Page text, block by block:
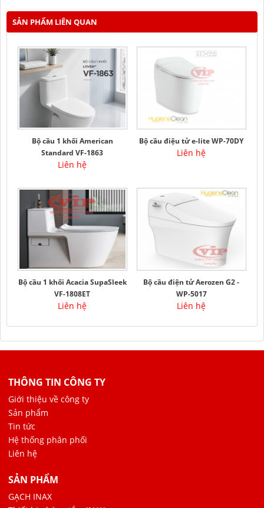
SẢN PHẨM LIÊN QUAN
Bộ cầu 1 khối American
Standard VF-1863
Liên hệ
Bộ cầu điệu tử e-lite WP-70DY
Liên hệ
Bộ cầu 1 khối Acacia SupaSleek
VF-1808ET
Liên hệ
Bộ cầu điện tử Aerozen G2 -
WP-5017
Liên hệ
THÔNG TIN CÔNG TY
Giới thiệu về công ty
Sản phẩm
Tin tức
Hệ thống phân phối
Liên hệ
SẢN PHẨM
GẠCH INAX